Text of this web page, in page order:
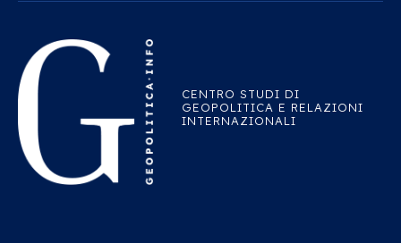
CENTRO STUDI DI
GEOPOLITICA E RELAZIONI
INTERNAZIONALI